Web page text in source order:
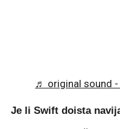
♬ original sound
Je li Swift doista